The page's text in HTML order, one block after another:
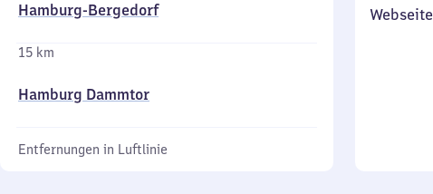
Hamburg-Bergedorf
15 km
Hamburg Dammtor
Entfernungen in Luftlinie
Webseite